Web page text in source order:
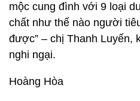
mộc cung đình với 9 loại
chất như thế nào người
được” – chị Thanh Luyến,
nghi ngại.
Hoàng Hòa